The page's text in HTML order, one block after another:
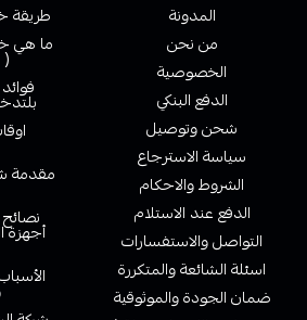
المدونة
من نحن
الخصوصية
الدفع البنكي
شحن وتوصيل
سياسة الاسترجاع
الشروط والاحكام
الدفع عند الاستلام
التواصل والاستفسارات
اسئلة الشائعة والمتكررة
ضمان الجودة والموثوقية
طريقة
(
مقدمة
أجهزة